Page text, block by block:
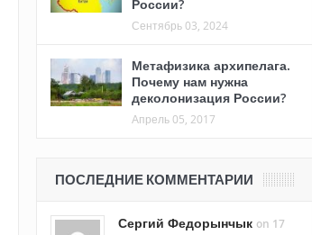
России?
Сентябрь 03, 2024
Метафизика архипелага.
Почему нам нужна
деколонизация России?
Апрель 05, 2017
ПОСЛЕДНИЕ КОММЕНТАРИИ
Сергий Федорынчык on 17